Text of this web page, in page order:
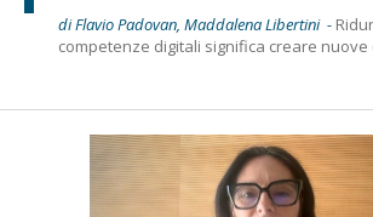
di Flavio Padovan, Maddalena Libertini -
competenze digitali significa creare